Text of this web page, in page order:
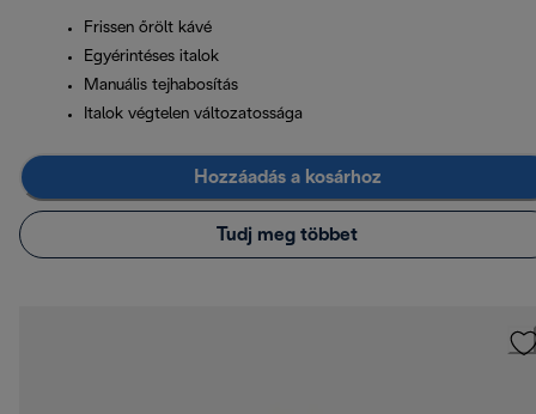
Frissen őrölt kávé
Egyérintéses italok
Manuális tejhabosítás
Italok végtelen változatossága
Hozzáadás a kosárhoz
Tudj meg többet